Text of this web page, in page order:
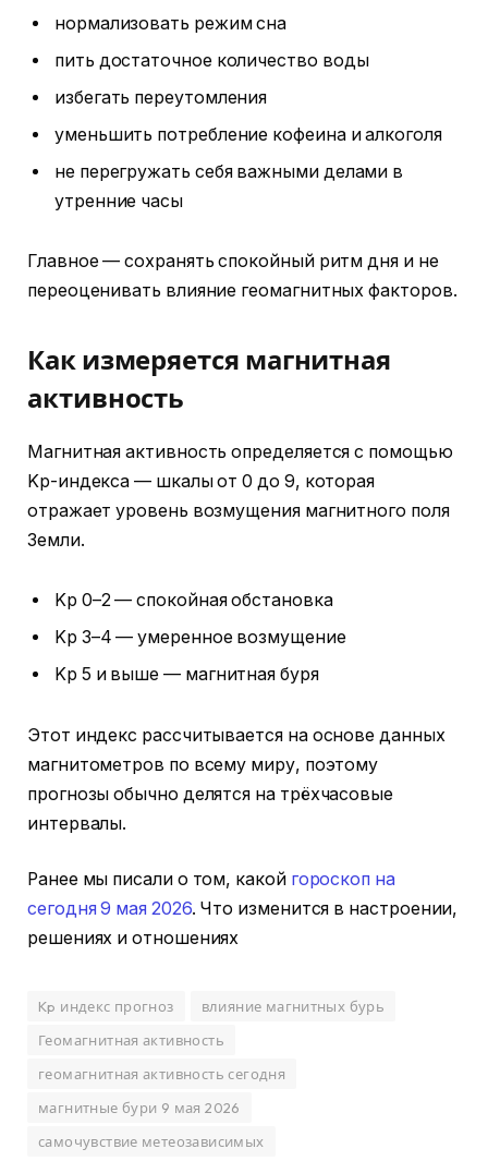
нормализовать режим сна
пить достаточное количество воды
избегать переутомления
уменьшить потребление кофеина и алкоголя
не перегружать себя важными делами в
утренние часы
Главное — сохранять спокойный ритм дня и не
переоценивать влияние геомагнитных факторов.
Как измеряется магнитная
активность
Магнитная активность определяется с помощью
Kp-индекса — шкалы от 0 до 9, которая
отражает уровень возмущения магнитного поля
Земли.
Kp 0–2 — спокойная обстановка
Kp 3–4 — умеренное возмущение
Kp 5 и выше — магнитная буря
Этот индекс рассчитывается на основе данных
магнитометров по всему миру, поэтому
прогнозы обычно делятся на трёхчасовые
интервалы.
Ранее мы писали о том, какой гороскоп на
сегодня 9 мая 2026. Что изменится в настроении,
решениях и отношениях
Kp индекс прогноз
влияние магнитных бурь
Геомагнитная активность
геомагнитная активность сегодня
магнитные бури 9 мая 2026
самочувствие метеозависимых